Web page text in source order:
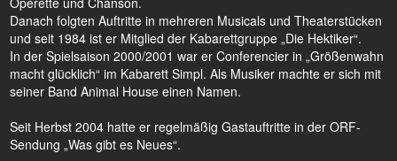
Danach folgten Auftritte in mehreren Musicals und Theaterstücken
und seit 1984 ist er Mitglied der Kabarettgruppe „Die Hektiker“.
In der Spielsaison 2000/2001 war er Conferencier in „Größenwahn
macht glücklich“ im Kabarett Simpl. Als Musiker machte er sich mit
seiner Band Animal House einen Namen.
Seit Herbst 2004 hatte er regelmäßig Gastauftritte in der ORF-
Sendung „Was gibt es Neues“.